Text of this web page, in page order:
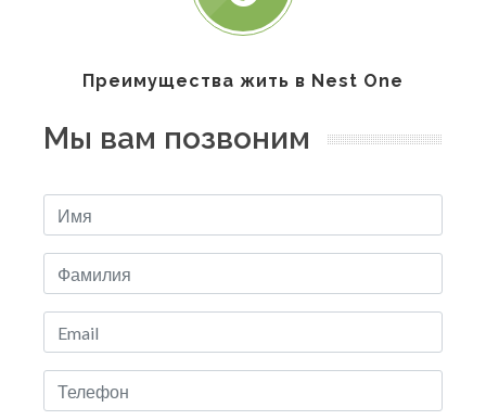
Преимущества жить в Nest One
Мы вам позвоним